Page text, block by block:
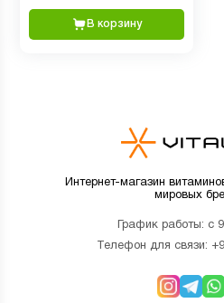
В корзину
Интернет-магазин
мировых
График работы: с
Телефон для связи: